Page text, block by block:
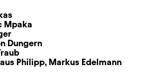
Mpaka
Dungern
Philipp, Markus Edelmann